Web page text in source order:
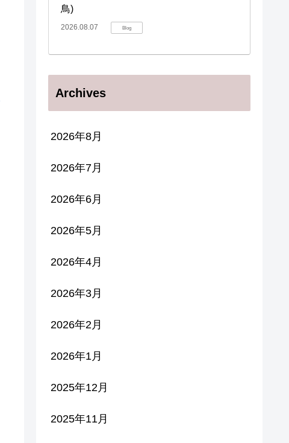
鳥)
2026.08.07 Blog
Archives
2026年8月
2026年7月
2026年6月
2026年5月
2026年4月
2026年3月
2026年2月
2026年1月
2025年12月
2025年11月